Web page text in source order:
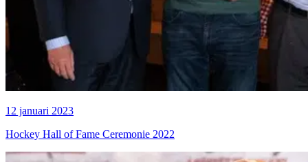
12 januari 2023
Hockey Hall of Fame Ceremonie 2022